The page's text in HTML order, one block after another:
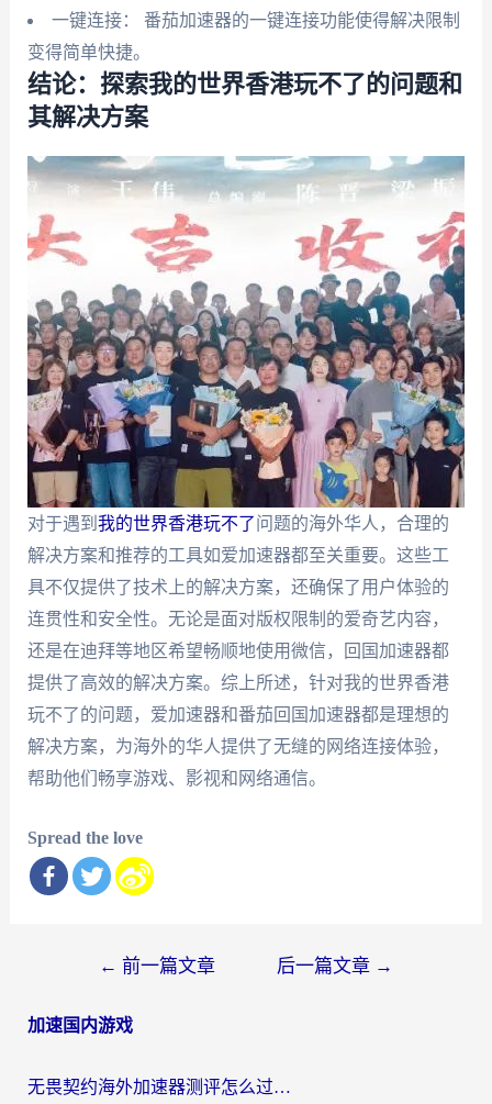
一键连接： 番茄加速器的一键连接功能使得解决限制
变得简单快捷。
结论：探索我的世界香港玩不了的问题和
其解决方案
对于遇到 我的世界香港玩不了问题的海外华人，合理的
解决方案和推荐的工具如爱加速器都至关重要。这些工
具不仅提供了技术上的解决方案，还确保了用户体验的
连贯性和安全性。无论是面对版权限制的爱奇艺内容，
还是在迪拜等地区希望畅顺地使用微信，回国加速器都
提供了高效的解决方案。综上所述，针对我的世界香港
玩不了的问题，爱加速器和番茄回国加速器都是理想的
解决方案，为海外的华人提供了无缝的网络连接体验，
帮助他们畅享游戏、影视和网络通信。
Spread the love
导
← 前一篇文章 后一篇文章 →
加速国内游戏
无畏契约海外加速器测评怎么过？海外玩家亲测实用指南（附小众技巧）